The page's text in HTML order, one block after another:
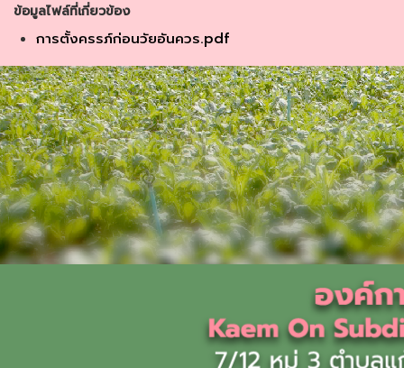
ข้อมูลไฟล์ที่เกี่ยวข้อง
การตั้งครรภ์ก่อนวัยอันควร.pdf